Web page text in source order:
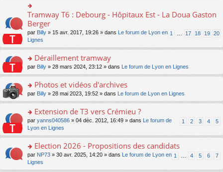
c
e
nt
lu
le
pl
u
s
ré
c
e
nt
g
n
o
n
lu
le
u
s
ré
c
e
e
s
g
o
n
lu
pl
u
s
ré
c
e
ult
er
le
m
e
s
s
a
e
o
n
lu
pl
u
s
ré
c
e
nt
o
n
ult
er
le
m
e
s
a
g
e
n
o
n
pl
u
s
ré
Tramway T6 : Debourg - Hôpitaux Est - La Doua Gaston
Berger
1 17 18 19 20
par Billy » 15 avr. 2017, 19:26 » dans
Le forum de Lyon en
Lignes
o
n
ult
er
le
m
e
s
g
e
n
Déraillement tramway
par Billy » 28 mars 2024, 23:12 » dans Le forum de Lyon en Lignes
o
n
ult
er
le
m
e
s
s
Photos et vidéos d'archives
par Billy » 28 mai 2023, 19:52 » dans Le forum de Lyon en Lignes
o
s
er
le
m
Extension de T3 vers Crémieu ?
1 2 3 4 5
par yanns040586 » 04 déc. 2012, 16:49 » dans
Le forum de
Lyon en Lignes
o
s
Election 2026 - Propositions des candidats
1 4 5 6 7
par NP73 » 30 avr. 2025, 14:20 » dans
Le forum de Lyon en
Lignes